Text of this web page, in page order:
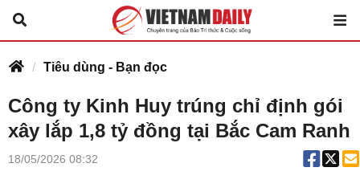
Tiêu dùng - Bạn đọc
Công ty Kinh Huy trúng chỉ định gói
xây lắp 1,8 tỷ đồng tại Bắc Cam Ranh
18/05/2026 08:32